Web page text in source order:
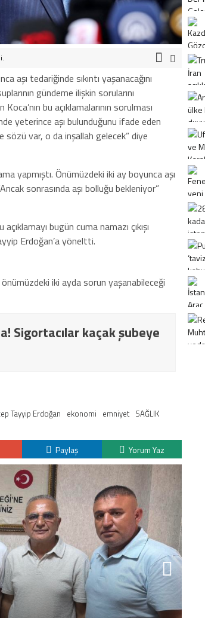
aşı tedariğinde sıkıntı yaşanacağını
gündeme ilişkin sorularını
bu açıklamalarının sorulması
yeterince aşı bulunduğunu ifade eden
sözü var, o da inşallah gelecek” diye
yapmıştı. Önümüzdeki iki ay boyunca aşı
sonrasında aşı bolluğu bekleniyor”
bugün cuma namazı çıkışı
Erdoğan’a yöneltti.
önümüzdeki iki ayda sorun yaşanabileceği
Sigortacılar kaçak şubeye
Tayyip Erdoğan ekonomi emniyet SAĞLIK
Paylaş Yorum Yaz